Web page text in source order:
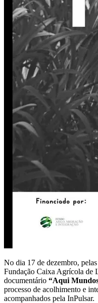
No dia 17 de dezembro,
Fundação Caixa Agrícola de
documentário “Aqui
processo de acolhimento e
acompanhados pela InPulsar.